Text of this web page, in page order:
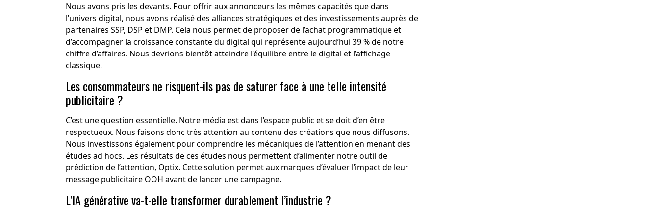
Nous avons pris les devants. Pour offrir aux annonceurs les mêmes capacités que dans
l’univers digital, nous avons réalisé des alliances stratégiques et des investissements auprès de
partenaires SSP, DSP et DMP. Cela nous permet de proposer de l’achat programmatique et
d’accompagner la croissance constante du digital qui représente aujourd’hui 39 % de notre
chiffre d’affaires. Nous devrions bientôt atteindre l’équilibre entre le digital et l’affichage
classique.
Les consommateurs ne risquent-ils pas de saturer face à une telle intensité
publicitaire ?
C’est une question essentielle. Notre média est dans l’espace public et se doit d’en être
respectueux. Nous faisons donc très attention au contenu des créations que nous diffusons.
Nous investissons également pour comprendre les mécaniques de l’attention en menant des
études ad hocs. Les résultats de ces études nous permettent d’alimenter notre outil de
prédiction de l’attention, Optix. Cette solution permet aux marques d’évaluer l’impact de leur
message publicitaire OOH avant de lancer une campagne.
L’IA générative va-t-elle transformer durablement l’industrie ?